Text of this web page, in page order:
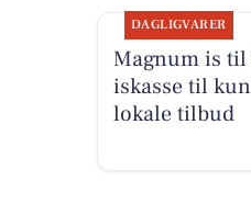
DAGLIGVARER
Magnum is
iskasse til
lokale tilbud